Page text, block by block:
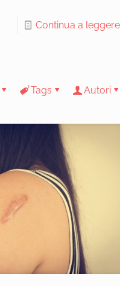
Continua a leggere
Tags Autori